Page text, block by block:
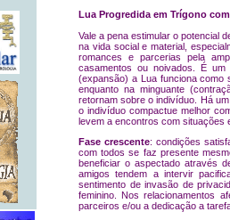
Lua Progredida em Trígono
Vale a pena estimular o potencial
na vida social e material,
romances e parcerias pela
casamentos ou noivados. É
(expansão) a Lua funciona como
enquanto na minguante
retornam sobre o indivíduo. Há
o indivíduo compactue melhor
levem a encontros com situações
Fase crescente: condições
com todos se faz presente
beneficiar o aspectado através
amigos tendem a intervir
sentimento de invasão de
feminino. Nos relacionamentos
parceiros e/ou a dedicação a